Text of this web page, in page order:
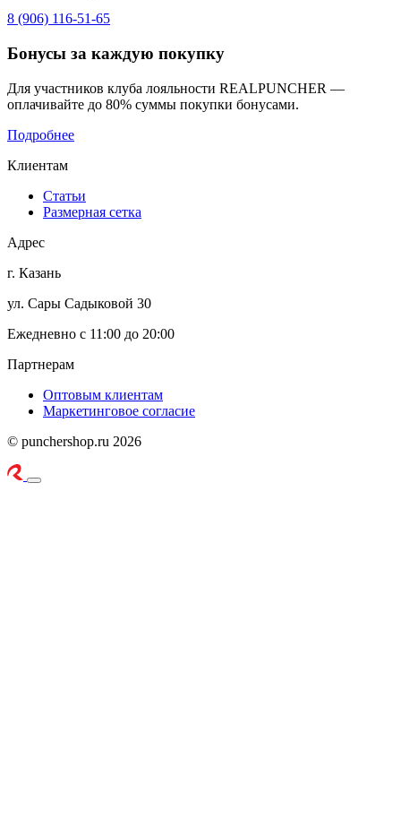
8 (906) 116-51-65
Бонусы за каждую покупку
Для участников клуба лояльности REALPUNCHER —
оплачивайте до 80% суммы покупки бонусами.
Подробнее
Клиентам
Статьи
Размерная сетка
Адрес
г. Казань
ул. Сары Садыковой 30
Ежедневно с 11:00 до 20:00
Партнерам
Оптовым клиентам
Маркетинговое согласие
© punchershop.ru 2026